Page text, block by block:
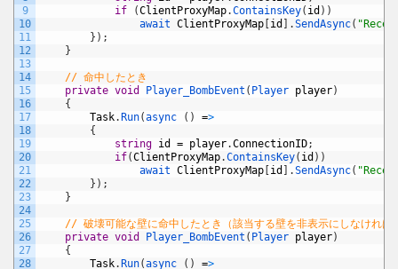
9
10
11
12
13
14
15
16
17
18
19
20
21
22
23
24
25
26
27
28
if
(ClientProxyMap.ContainsKey( id ) )
await ClientProxyMap id .SendAsync(
} ) ;
}
// 命中したとき
private void Player_BombEvent ( Player player)
{
Task. Run(async ( ) =>
{
string id = player.ConnectionID;
if(ClientProxyMap.ContainsKey( id ) )
await ClientProxyMap id .SendAsync(
} ) ;
}
// 破壊可能な壁に命中したとき（該当する壁を非表示にしなければ
private void Player_BombEvent ( Player player)
{
Task. Run(async ( ) =>